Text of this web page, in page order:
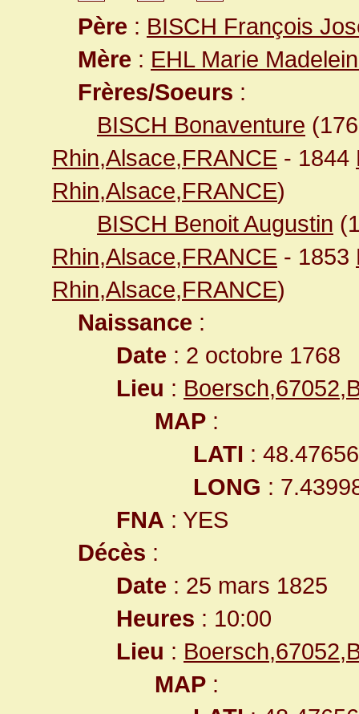
Père : BISCH François
Mère : EHL Marie
Frères/Soeurs :
BISCH Bonaventure
Rhin,Alsace,FRANCE - 1844
Rhin,Alsace,FRANCE)
BISCH Benoit Augustin
Rhin,Alsace,FRANCE - 1853
Rhin,Alsace,FRANCE)
Naissance :
Date : 2 octobre 1768
Lieu :
MAP :
LATI :
LONG :
FNA : YES
Décès :
Date : 25 mars 1825
Heures : 10:00
Lieu :
MAP :